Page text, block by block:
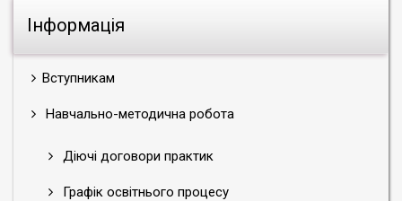
Інформація
Вступникам
Навчально-методична робота
Діючі договори практик
Графік освітнього процесу